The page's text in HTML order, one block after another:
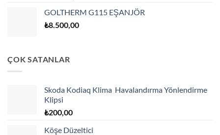
GOLTHERM G115 EŞANJÖR
₺8.500,00
ÇOK SATANLAR
Skoda Kodiaq Klima Havalandırma Yönlendirme
Klipsi
₺200,00
Köşe Düzeltici